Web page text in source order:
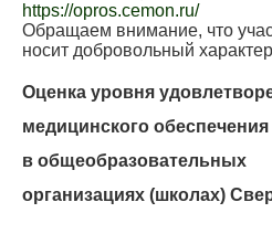
https://opros.cemon.ru/
Обращаем внимание, что
носит добровольный
Оценка уровня
медицинского
в общеобразовательных
организациях (школах)